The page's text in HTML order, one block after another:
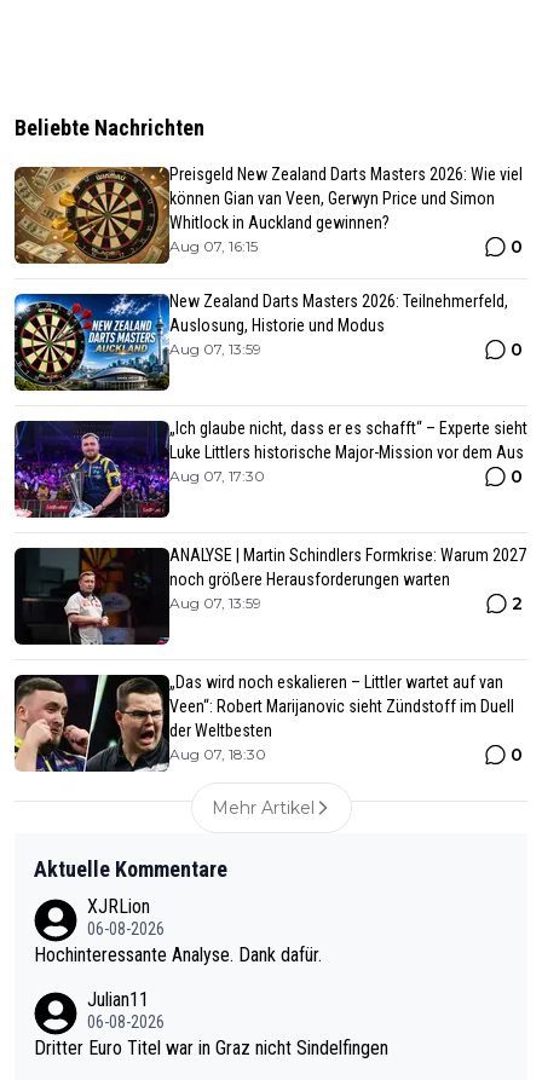
Beliebte Nachrichten
Preisgeld New Zealand Darts Masters 2026: Wie viel
können Gian van Veen, Gerwyn Price und Simon
Whitlock in Auckland gewinnen?
Aug 07, 16:15 0
New Zealand Darts Masters 2026: Teilnehmerfeld,
Auslosung, Historie und Modus
Aug 07, 13:59 0
„Ich glaube nicht, dass er es schafft“ – Experte sieht
Luke Littlers historische Major-Mission vor dem Aus
Aug 07, 17:30 0
ANALYSE | Martin Schindlers Formkrise: Warum 2027
noch größere Herausforderungen warten
Aug 07, 13:59 2
„Das wird noch eskalieren – Littler wartet auf van
Veen“: Robert Marijanovic sieht Zündstoff im Duell
der Weltbesten
Aug 07, 18:30 0
Mehr Artikel
Aktuelle Kommentare
XJRLion
06-08-2026
Hochinteressante Analyse. Dank dafür.
Julian11
06-08-2026
Dritter Euro Titel war in Graz nicht Sindelfingen